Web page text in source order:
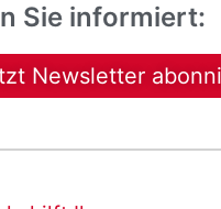
Sie informiert:
Newsletter